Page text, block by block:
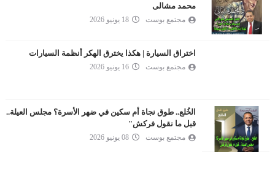
محمد مشالى
مجتمع بوست 18 يونيو 2026
اختراق السيارة | هكذا يخترق الهكر أنظمة السيارات
مجتمع بوست 16 يونيو 2026
الخُلع.. طوق نجاة أم سكين في ضهر الأسرة؟ مجلس العيلة..
قبل ما نقول فركش"
مجتمع بوست 08 يونيو 2026